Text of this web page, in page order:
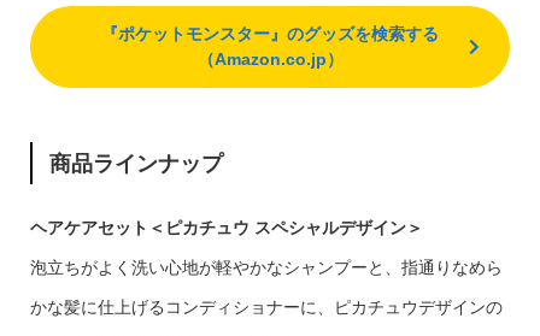
『ポケットモンスター』のグッズを検索する
（Amazon.co.jp）
商品ラインナップ
ヘアケアセット＜ピカチュウ スペシャルデザイン＞
泡立ちがよく洗い心地が軽やかなシャンプーと、指通りなめら
かな髪に仕上げるコンディショナーに、ピカチュウデザインの